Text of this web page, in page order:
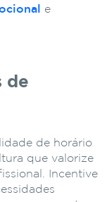
e
de
de horário
que valorize
Incentive